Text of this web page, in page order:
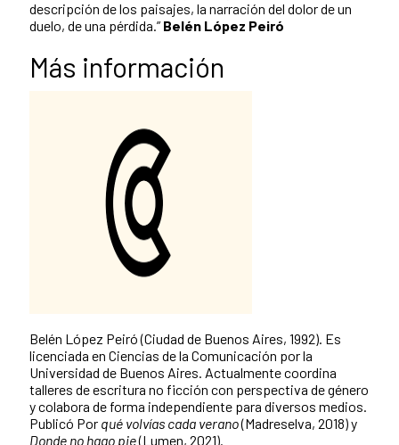
descripción de los paisajes, la narración del dolor de un
duelo, de una pérdida.” Belén López Peiró
Más información
Belén López Peiró (Ciudad de Buenos Aires, 1992). Es
licenciada en Ciencias de la Comunicación por la
Universidad de Buenos Aires. Actualmente coordina
talleres de escritura no ficción con perspectiva de género
y colabora de forma independiente para diversos medios.
Publicó Por qué volvías cada verano(Madreselva, 2018) y
Donde no hago pie(Lumen, 2021).